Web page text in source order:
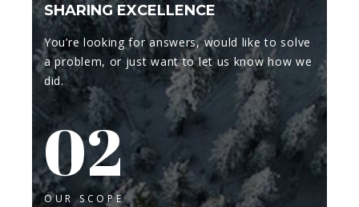
SHARING EXCELLENCE
You’re looking for answers, would like to solve
a problem, or just want to let us know how we
did.
02
OUR SCOPE